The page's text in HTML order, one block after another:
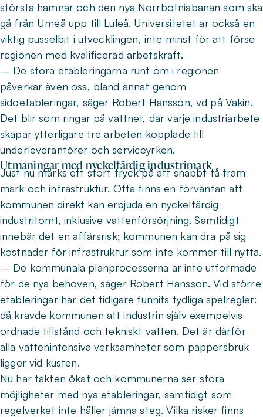
största hamnar och den nya Norrbotniabanan som ska
gå från Umeå upp till Luleå. Universitetet är också en
viktig pusselbit i utvecklingen, inte minst för att förse
regionen med kvalificerad arbetskraft.
– De stora etableringarna runt om i regionen
påverkar även oss, bland annat genom
sidoetableringar, säger Robert Hansson, vd på Vakin.
Det blir som ringar på vattnet, där varje industriarbete
skapar ytterligare tre arbeten kopplade till
underleverantörer och serviceyrken.
Utmaningar med nyckelfärdig industrimark
Just nu märks ett stort tryck på att snabbt få fram
mark och infrastruktur. Ofta finns en förväntan att
kommunen direkt kan erbjuda en nyckelfärdig
industritomt, inklusive vattenförsörjning. Samtidigt
innebär det en affärsrisk; kommunen kan dra på sig
kostnader för infrastruktur som inte kommer till nytta.
– De kommunala planprocesserna är inte utformade
för de nya behoven, säger Robert Hansson. Vid större
etableringar har det tidigare funnits tydliga spelregler:
då krävde kommunen att industrin själv exempelvis
ordnade tillstånd och tekniskt vatten. Det är därför
alla vattenintensiva verksamheter som pappersbruk
ligger vid kusten.
Nu har takten ökat och kommunerna ser stora
möjligheter med nya etableringar, samtidigt som
regelverket inte håller jämna steg. Vilka risker finns